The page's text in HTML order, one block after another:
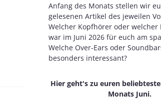
Anfang des Monats stellen wir
gelesenen Artikel des jeweilen
Welcher Kopfhörer oder welcher
war im Juni 2026 für euch am
Welche Over-Ears oder
besonders interessant?
Hier geht's zu euren
Monats Juni.